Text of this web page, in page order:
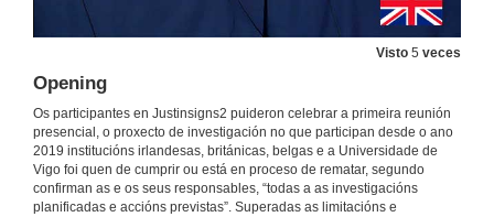
Visto 5 veces
Opening
Os participantes en Justinsigns2 puideron celebrar a primeira reunión
presencial, o proxecto de investigación no que participan desde o ano
2019 institucións irlandesas, británicas, belgas e a Universidade de
Vigo foi quen de cumprir ou está en proceso de rematar, segundo
confirman as e os seus responsables, “todas a as investigacións
planificadas e accións previstas”. Superadas as limitacións e